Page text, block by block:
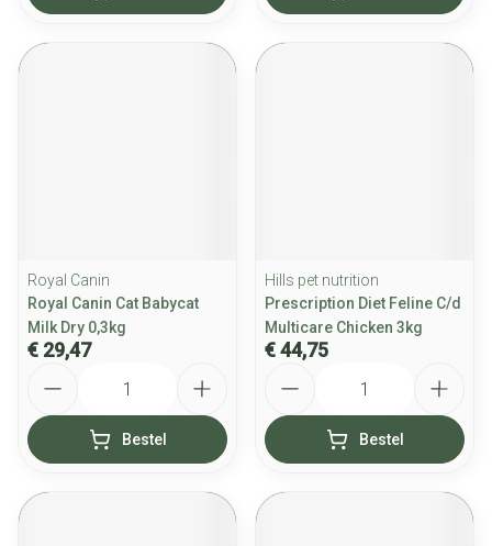
Royal Canin
Royal Canin Cat Babycat
Milk Dry 0,3kg
€ 29,47
Bestel
Hills pet nutrition
Prescription Diet Feline C/d
Multicare Chicken 3kg
€ 44,75
Bestel